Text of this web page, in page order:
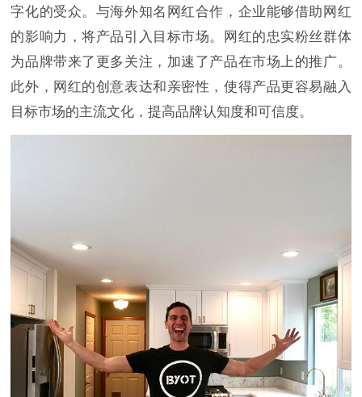
字化的受众。与海外知名网红合作，企业能够借助网红
的影响力，将产品引入目标市场。网红的忠实粉丝群体
为品牌带来了更多关注，加速了产品在市场上的推广。
此外，网红的创意表达和亲密性，使得产品更容易融入
目标市场的主流文化，提高品牌认知度和可信度。